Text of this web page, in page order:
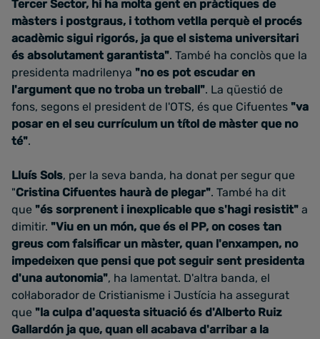
Tercer Sector, hi ha molta gent en pràctiques de
màsters i postgraus, i tothom vetlla perquè el procés
acadèmic sigui rigorós, ja que el sistema universitari
és absolutament garantista". També ha conclòs que la
presidenta madrilenya "no es pot escudar en
l'argument que no troba un treball". La qüestió de
fons, segons el president de l'OTS, és que Cifuentes "va
posar en el seu currículum un títol de màster que no
té".
Lluís Sols, per la seva banda, ha donat per segur que
"Cristina Cifuentes haurà de plegar". També ha dit
que "és sorprenent i inexplicable que s'hagi resistit" a
dimitir. "Viu en un món, que és el PP, on coses tan
greus com falsificar un màster, quan l'enxampen, no
impedeixen que pensi que pot seguir sent presidenta
d'una autonomia", ha lamentat. D'altra banda, el
col·laborador de Cristianisme i Justícia ha assegurat
que "la culpa d'aquesta situació és d'Alberto Ruiz
Gallardón ja que, quan ell acabava d'arribar a la